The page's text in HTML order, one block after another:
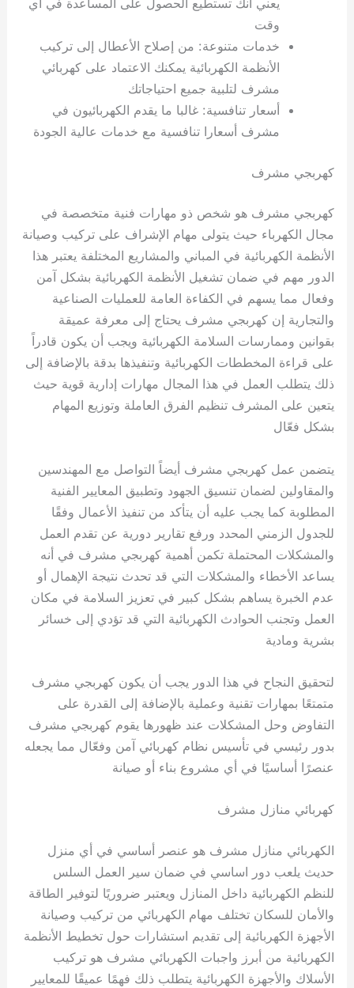
يعني أنك تستطيع الحصول على المساعدة في أي
وقت
خدمات متنوعة: من إصلاح الأعطال إلى تركيب
الأنظمة الكهربائية يمكنك الاعتماد على كهربائي
مشرف لتلبية جميع احتياجاتك
أسعار تنافسية: غالبا ما يقدم الكهربائيون في
مشرف أسعارا تنافسية مع خدمات عالية الجودة
كهربجي مشرف
كهربجي مشرف هو شخص ذو مهارات فنية متخصصة في
مجال الكهرباء حيث يتولى مهام الإشراف على تركيب وصيانة
الأنظمة الكهربائية في المباني والمشاريع المختلفة يعتبر هذا
الدور مهم في ضمان تشغيل الأنظمة الكهربائية بشكل آمن
وفعال مما يسهم في الكفاءة العامة للعمليات الصناعية
والتجارية إن كهربجي مشرف يحتاج إلى معرفة عميقة
بقوانين وممارسات السلامة الكهربائية ويجب أن يكون قادراً
على قراءة المخططات الكهربائية وتنفيذها بدقة بالإضافة إلى
ذلك يتطلب العمل في هذا المجال مهارات إدارية قوية حيث
يتعين على المشرف تنظيم الفرق العاملة وتوزيع المهام
بشكل فعّال
يتضمن عمل كهربجي مشرف أيضاً التواصل مع المهندسين
والمقاولين لضمان تنسيق الجهود وتطبيق المعايير الفنية
المطلوبة كما يجب عليه أن يتأكد من تنفيذ الأعمال وفقًا
للجدول الزمني المحدد ورفع تقارير دورية عن تقدم العمل
والمشكلات المحتملة تكمن أهمية كهربجي مشرف في أنه
يساعد الأخطاء والمشكلات التي قد تحدث نتيجة الإهمال أو
عدم الخبرة يساهم بشكل كبير في تعزيز السلامة في مكان
العمل وتجنب الحوادث الكهربائية التي قد تؤدي إلى خسائر
بشرية ومادية
لتحقيق النجاح في هذا الدور يجب أن يكون كهربجي مشرف
متمتعًا بمهارات تقنية وعملية بالإضافة إلى القدرة على
التفاوض وحل المشكلات عند ظهورها يقوم كهربجي مشرف
بدور رئيسي في تأسيس نظام كهربائي آمن وفعّال مما يجعله
عنصرًا أساسيًا في أي مشروع بناء أو صيانة
كهربائي منازل مشرف
الكهربائي منازل مشرف هو عنصر أساسي في أي منزل
حديث يلعب دور اساسي في ضمان سير العمل السلس
للنظم الكهربائية داخل المنازل ويعتبر ضروريًا لتوفير الطاقة
والأمان للسكان تختلف مهام الكهربائي من تركيب وصيانة
الأجهزة الكهربائية إلى تقديم استشارات حول تخطيط الأنظمة
الكهربائية من أبرز واجبات الكهربائي مشرف هو تركيب
الأسلاك والأجهزة الكهربائية يتطلب ذلك فهمًا عميقًا للمعايير